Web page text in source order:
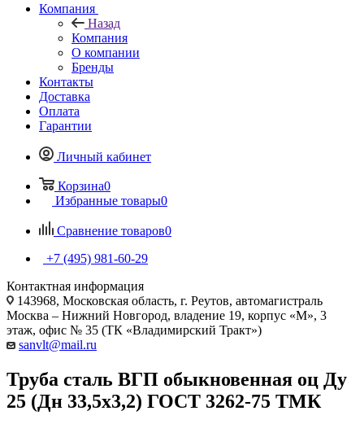
Компания
Назад
Компания
О компании
Бренды
Контакты
Доставка
Оплата
Гарантии
Личный кабинет
Корзина0
Избранные товары0
Сравнение товаров0
+7 (495) 981-60-29
Контактная информация
143968, Московская область, г. Реутов, автомагистраль
Москва – Нижний Новгород, владение 19, корпус «М», 3
этаж, офис № 35 (ТК «Владимирский Тракт»)
sanvlt@mail.ru
Труба сталь ВГП обыкновенная оц Ду
25 (Дн 33,5х3,2) ГОСТ 3262-75 ТМК